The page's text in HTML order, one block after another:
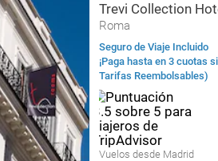
Trevi Collection
Roma
Seguro de Viaje Incluido
¡Paga hasta en 3 cuotas
Tarifas Reembolsables)
Vuelos desde Madrid